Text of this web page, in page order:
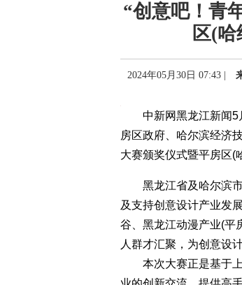
“创意吧！青
区(
2024年05月30日 07:43 |
中新网黑龙江新闻5月
房区政府、哈尔滨经济
大赛颁奖仪式暨平房区(
黑龙江省及哈尔滨市
及支持创意设计产业发
谷、黑龙江动漫产业(平
人群才汇聚，为创意设
本次大赛正是基于上